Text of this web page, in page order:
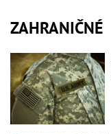
ZAHRANIČNÉ